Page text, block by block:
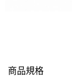
商品規格